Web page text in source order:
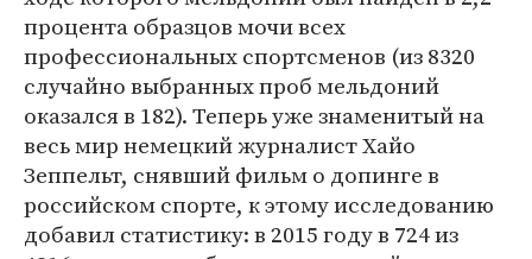
процента образцов мочи всех
профессиональных спортсменов (из 8320
случайно выбранных проб мельдоний
оказался в 182). Теперь уже знаменитый на
весь мир немецкий журналист Хайо
Зеппельт, снявший фильм о допинге в
российском спорте, к этому исследованию
добавил статистику: в 2015 году в 724 из